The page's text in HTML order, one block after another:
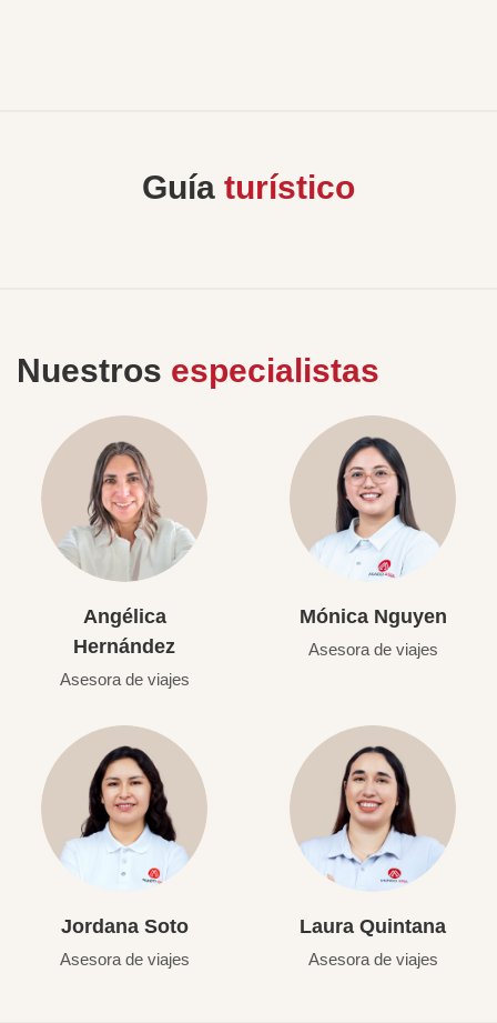
Guía turístico
Nuestros especialistas
Angélica
Hernández
Asesora de viajes
Mónica Nguyen
Asesora de viajes
Jordana Soto
Asesora de viajes
Laura Quintana
Asesora de viajes